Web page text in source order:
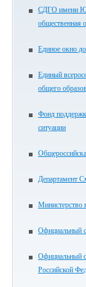
СДГО имени
общественная
Единое окно
Единый
общего
Фонд
ситуации
Департамент
Министерство
Официальный
Официальный
Российской